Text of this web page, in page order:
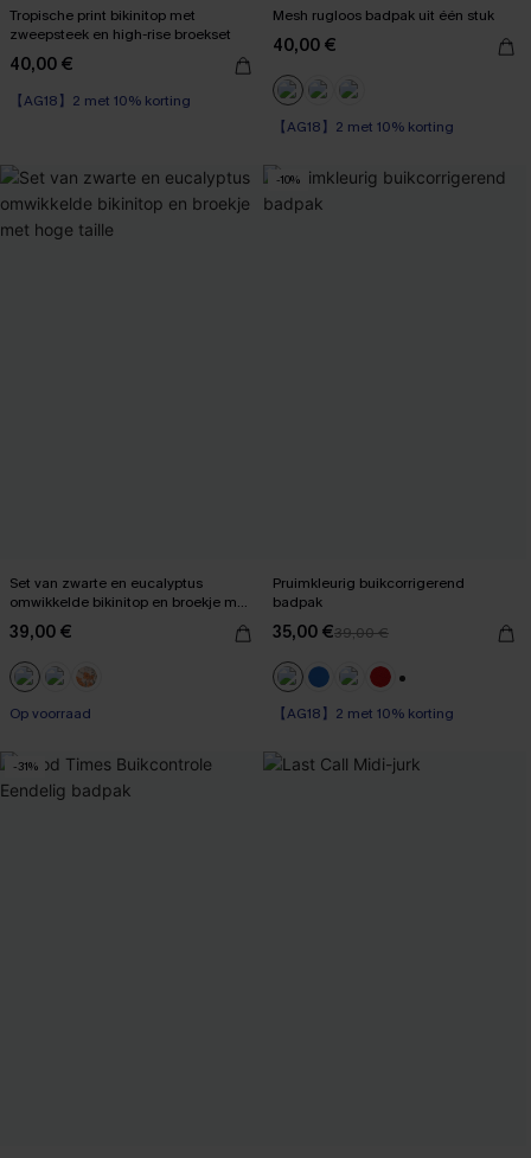
Tropische print bikinitop met
zweepsteek en high-rise broekset
40,00 €
【AG18】2 met 10% korting
High Waist
Mesh rugloos badpak uit één stuk
40,00 €
【AG18】2 met 10% korting
Op voorraad
Set van zwarte en eucalyptus
omwikkelde bikinitop en broekje met
hoge taille
39,00 €
Op voorraad
-10%
Pruimkleurig buikcorrigerend
badpak
35,00 €39,00 €
【AG18】2 met 10% korting
Op voorraad
-31%